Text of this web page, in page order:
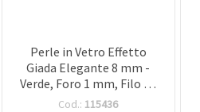
Perle in Vetro Effetto
Giada Elegante 8 mm -
Verde, Foro 1 mm, Filo da
~105 pz - Ideali, e Design
Cod.: 115436